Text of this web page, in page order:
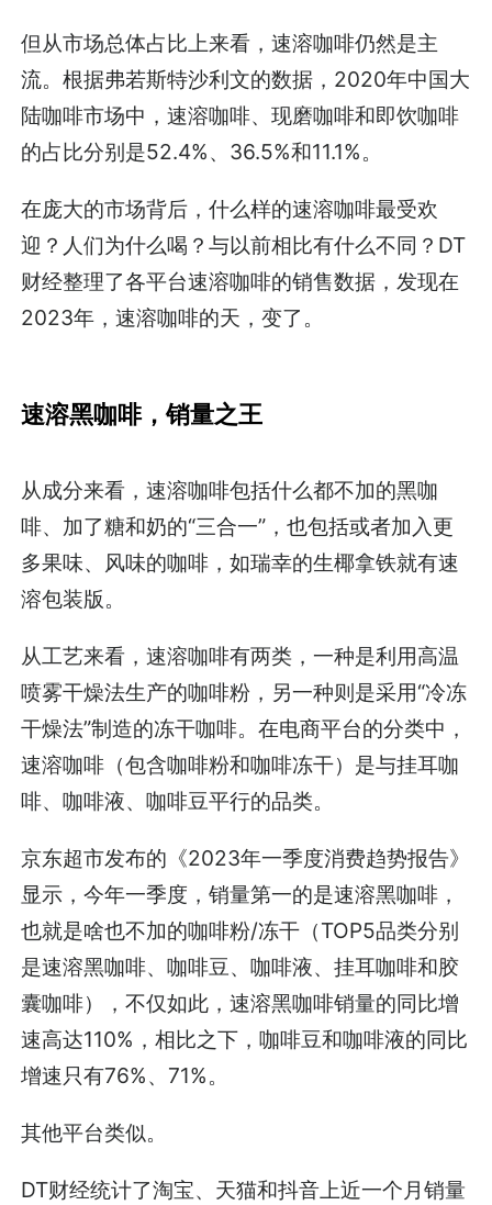
但从市场总体占比上来看，速溶咖啡仍然是主
流。根据弗若斯特沙利文的数据，2020年中国大
陆咖啡市场中，速溶咖啡、现磨咖啡和即饮咖啡
的占比分别是52.4%、36.5%和11.1%。
在庞大的市场背后，什么样的速溶咖啡最受欢
迎？人们为什么喝？与以前相比有什么不同？DT
财经整理了各平台速溶咖啡的销售数据，发现在
2023年，速溶咖啡的天，变了。
速溶黑咖啡，销量之王
从成分来看，速溶咖啡包括什么都不加的黑咖
啡、加了糖和奶的“三合一”，也包括或者加入更
多果味、风味的咖啡，如瑞幸的生椰拿铁就有速
溶包装版。
从工艺来看，速溶咖啡有两类，一种是利用高温
喷雾干燥法生产的咖啡粉，另一种则是采用“冷冻
干燥法”制造的冻干咖啡。在电商平台的分类中，
速溶咖啡（包含咖啡粉和咖啡冻干）是与挂耳咖
啡、咖啡液、咖啡豆平行的品类。
京东超市发布的《2023年一季度消费趋势报告》
显示，今年一季度，销量第一的是速溶黑咖啡，
也就是啥也不加的咖啡粉/冻干（TOP5品类分别
是速溶黑咖啡、咖啡豆、咖啡液、挂耳咖啡和胶
囊咖啡），不仅如此，速溶黑咖啡销量的同比增
速高达110%，相比之下，咖啡豆和咖啡液的同比
增速只有76%、71%。
其他平台类似。
DT财经统计了淘宝、天猫和抖音上近一个月销量